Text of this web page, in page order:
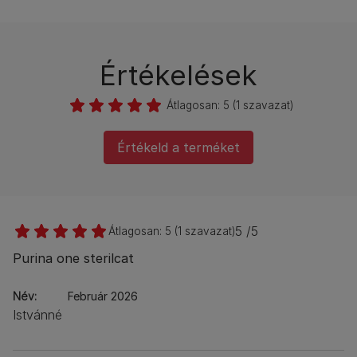
Értékelések
Átlagosan: 5 (1 szavazat)
Értékeld a terméket
Átlagosan: 5 (1 szavazat)5 /5
Purina one sterilcat
Név
Istvánné
Február 2026